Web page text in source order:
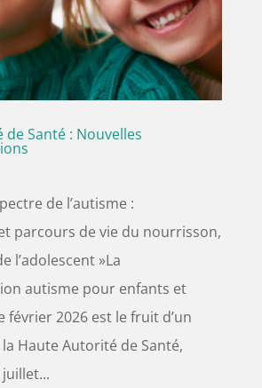
Santé : Nouvelles
de l’autisme :
parcours de vie du nourrisson,
l’adolescent »La
autisme pour enfants et
février 2026 est le fruit d’un
Haute Autorité de Santé,